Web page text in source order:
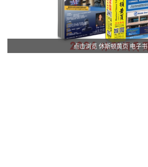
点击浏览 休斯顿黄页 电子书